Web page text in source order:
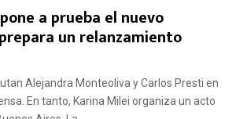
a prueba el nuevo
un relanzamiento
Alejandra Monteoliva y Carlos Presti en
En tanto, Karina Milei organiza un acto